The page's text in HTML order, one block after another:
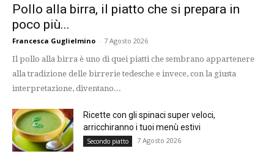
Pollo alla birra, il piatto che si prepara in
poco più...
Francesca Guglielmino - 7 Agosto 2026
Il pollo alla birra è uno di quei piatti che sembrano appartenere
alla tradizione delle birrerie tedesche e invece, con la giusta
interpretazione, diventano...
Ricette con gli spinaci super veloci,
arricchiranno i tuoi menù estivi
Secondo piatto 7 Agosto 2026